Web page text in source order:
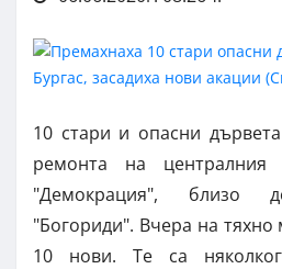
10 стари и опасни
ремонта на централния
"Демокрация", близо
"Богориди". Вчера на тяхно
10 нови. Те са